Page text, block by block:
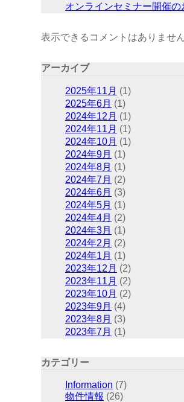
オンラインセミナー開催の
表示できるコメントはありません
アーカイブ
2025年11月 (1)
2025年6月 (1)
2024年12月 (1)
2024年11月 (1)
2024年10月 (1)
2024年9月 (1)
2024年8月 (1)
2024年7月 (2)
2024年6月 (3)
2024年5月 (1)
2024年4月 (2)
2024年3月 (1)
2024年2月 (2)
2024年1月 (1)
2023年12月 (2)
2023年11月 (2)
2023年10月 (2)
2023年9月 (4)
2023年8月 (3)
2023年7月 (1)
カテゴリー
Information (7)
物件情報 (26)